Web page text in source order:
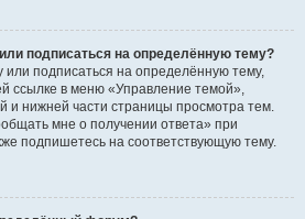
подписаться на определённую тему?
или подписаться на определённую тему,
ссылке в меню «Управление темой»,
и нижней части страницы просмотра тем.
мне о получении ответа» при
подпишетесь на соответствующую тему.